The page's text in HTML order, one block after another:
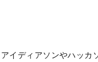
イディアソンやハッカ